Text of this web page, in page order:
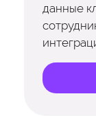
данные